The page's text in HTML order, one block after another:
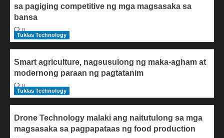
sa pagiging competitive ng mga magsasaka sa
bansa
0
Tuklas Technology
Smart agriculture, nagsusulong ng maka-agham at
modernong paraan ng pagtatanim
0
Tuklas Technology
Drone Technology malaki ang naitutulong sa mga
magsasaka sa pagpapataas ng food production